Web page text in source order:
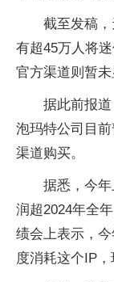
截至发稿
有超45万人将
官方渠道则暂未
据此前报
泡玛特公司目
渠道购买。
据悉，今
润超2024年全
绩会上表示，
度消耗这个IP